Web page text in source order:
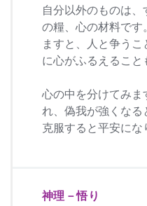
自分以外のものは
の糧、心の材料です
ますと、人と争う
に心がふるえること
心の中を分けてみま
れ、偽我が強くな
克服すると平安にな
神理－悟り